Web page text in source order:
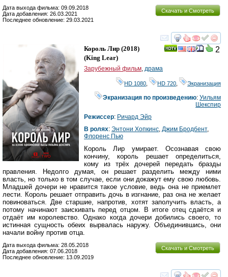
Скачать и Смотреть
Дата выхода фильма: 09.09.2018
Дата добавления: 26.03.2021
Последнее обновление: 29.03.2021
смотреть
2
Король Лир (2018)
(King Lear)
Зарубежный фильм, драма
HD 1080, HD 720, Экранизация
Экранизация по произведению:Уильям
Шекспир
Режиссер: Ричард Эйр
В ролях: Энтони Хопкинс, Джим Бродбент,
Флоренс Пью
Король Лир умирает. Осознавая свою
кончину, король решает определиться,
кому из трёх дочерей передать бразды
правления. Недолго думая, он решает разделить между ними
власть, но только в том случае, если они докажут ему свою любовь.
Младшей дочери не нравится такое условие, ведь она не приемлет
лести. Король решает отправить дочь в изгнание, раз она не желает
повиноваться. Две старшие, напротив, хотят заполучить власть, а
потому начинают заискивать перед отцом. В итоге отец сдаётся и
отдаёт им королевство. Однако когда дочери добились своего, то
истинная сущность обеих вырвалась наружу. Объединившись, они
начали войну против отца.
Скачать и Смотреть
Дата выхода фильма: 28.05.2018
Дата добавления: 07.06.2018
Последнее обновление: 13.09.2019